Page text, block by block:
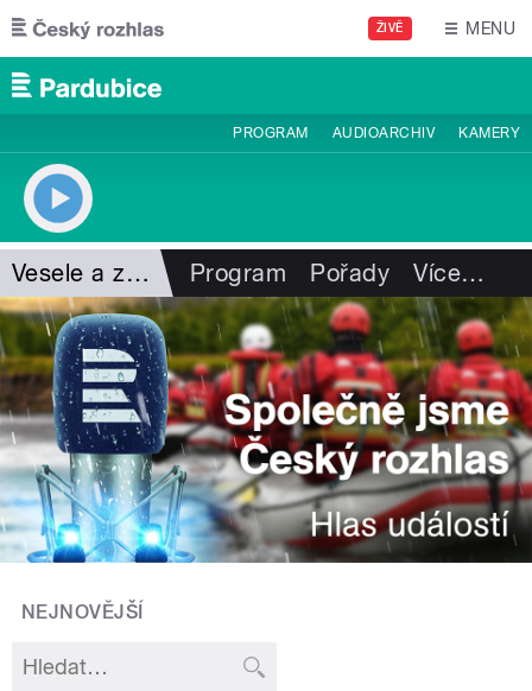
Přejít k hlavnímu obsahu
ŽIVĚ MENU
PROGRAM AUDIOARCHIV KAMERY
Vesele a zdravě Program Pořady Více…
NEJNOVĚJŠÍ